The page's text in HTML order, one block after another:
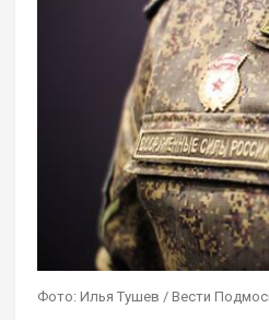
Фото: Илья Тушев / Вести